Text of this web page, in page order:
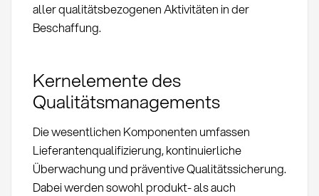
aller qualitätsbezogenen Aktivitäten in der
Beschaffung.
Kernelemente des
Qualitätsmanagements
Die wesentlichen Komponenten umfassen
Lieferantenqualifizierung, kontinuierliche
Überwachung und präventive Qualitätssicherung.
Dabei werden sowohl produkt- als auch